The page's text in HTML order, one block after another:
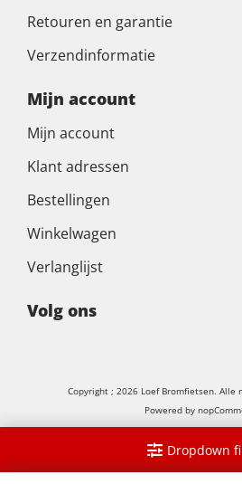
Dropdown
Retouren en garantie
Verzendinformatie
Mijn account
Mijn account
Klant adressen
Bestellingen
Winkelwagen
Verlanglijst
Volg ons
Copyright ; 2026 Loef Bromfietsen. Alle
Powered by